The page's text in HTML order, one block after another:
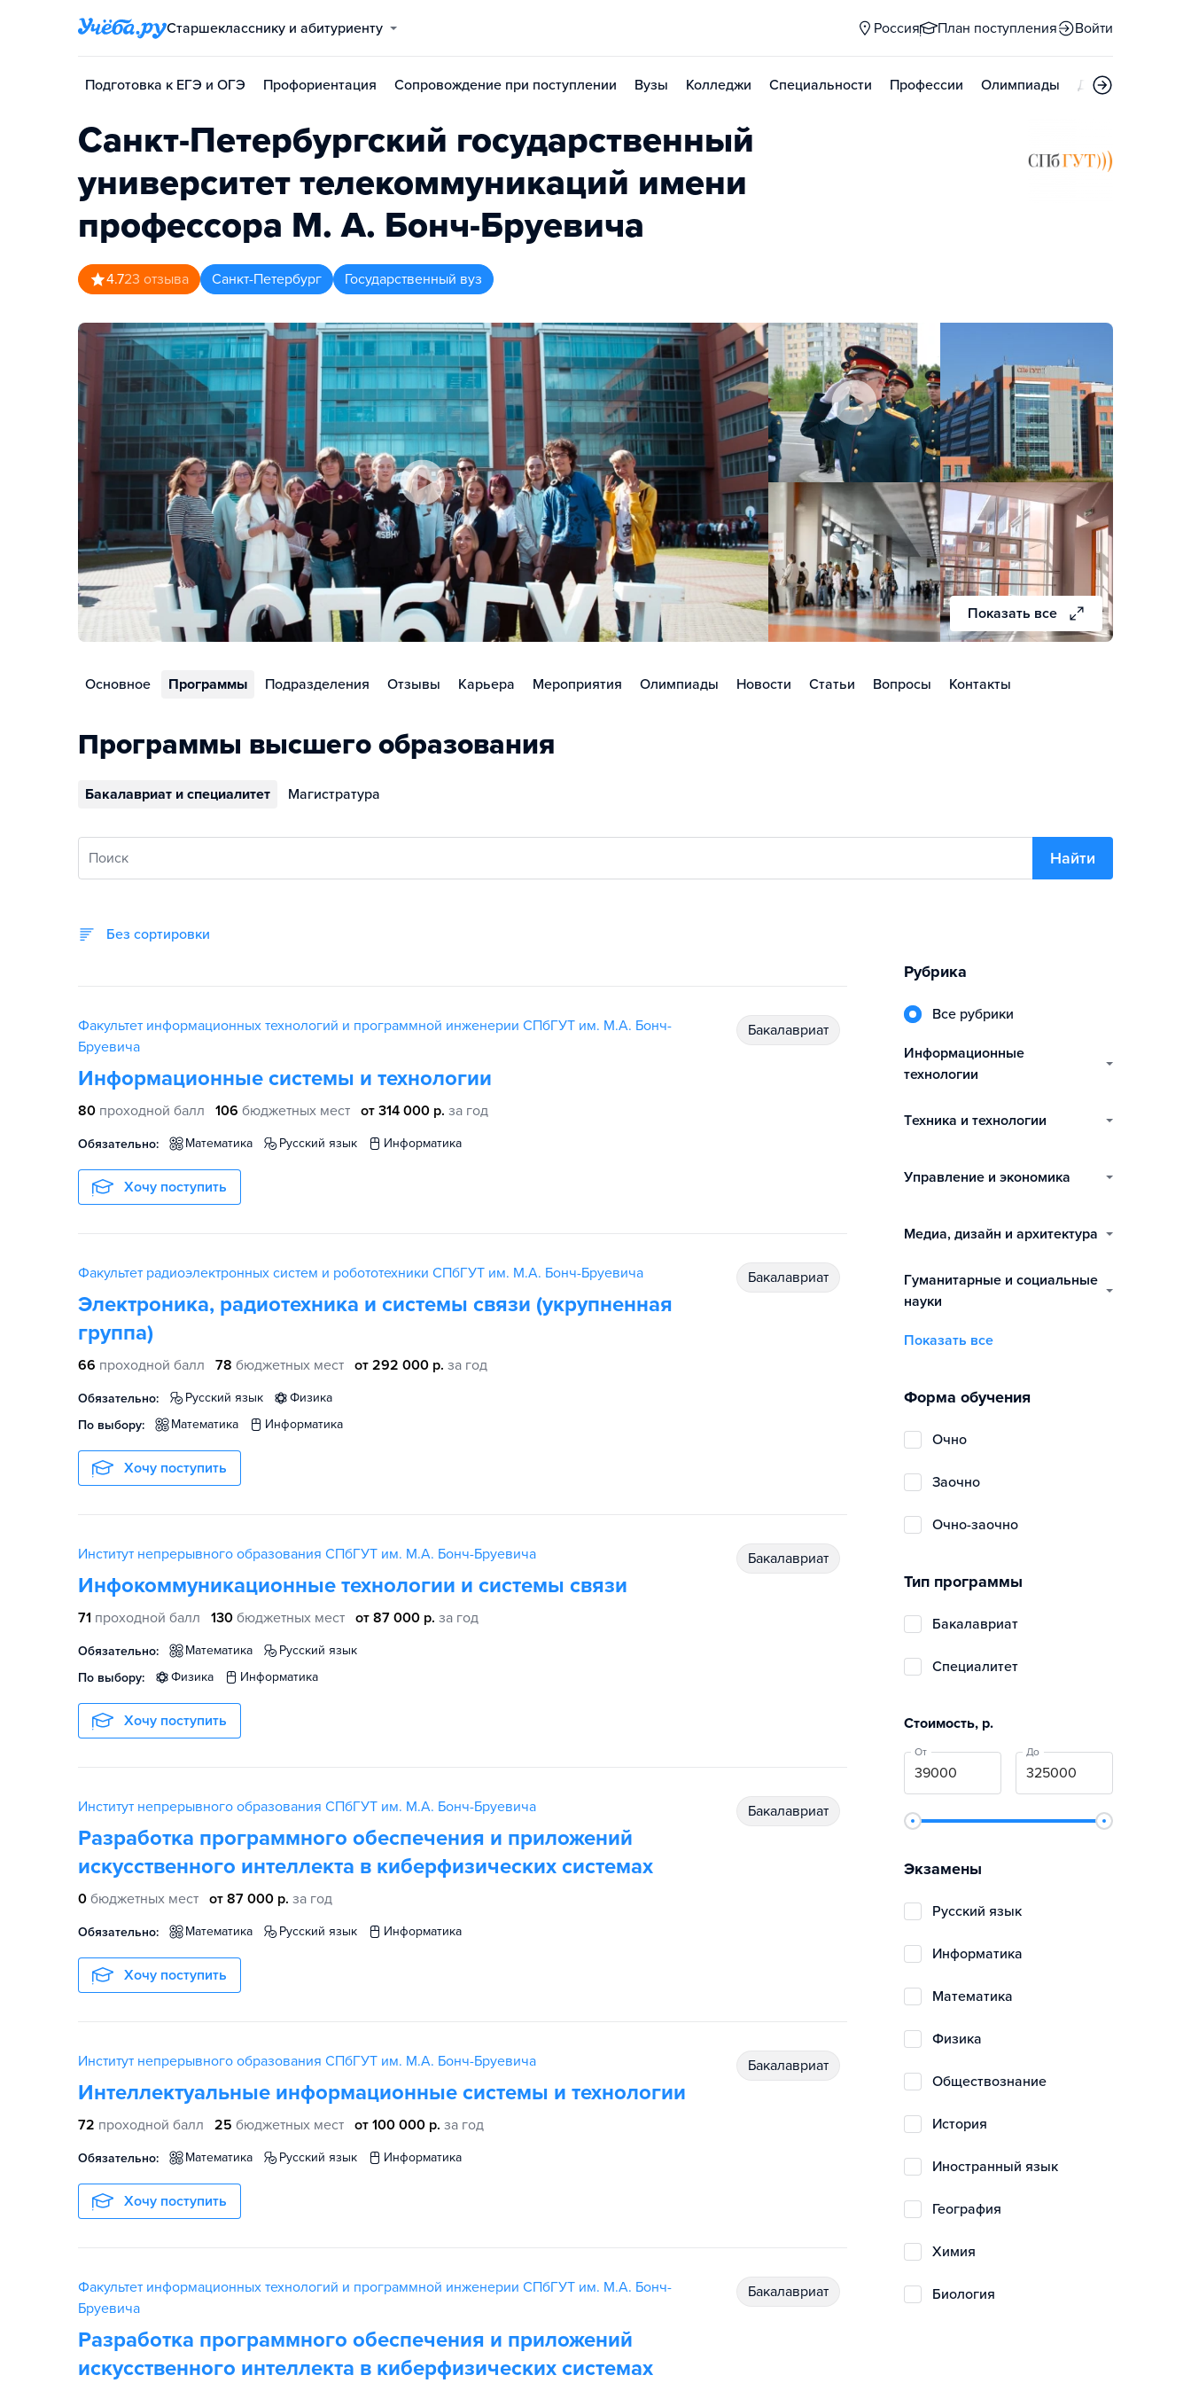
Старшекласснику и абитуриенту Россия План поступления Войти
Подготовка к ЕГЭ и ОГЭ Профориентация Сопровождение при поступлении Вузы Колледжи Специальности Профессии Олимпиады Дни открытых
Санкт-Петербургский государственный
университет телекоммуникаций имени
профессора М. А. Бонч-Бруевича
4.723 отзыва Санкт-Петербург Государственный вуз
Показать все
Основное Программы Подразделения Отзывы Карьера Мероприятия Олимпиады Новости Статьи Вопросы Контакты
Программы высшего образования
Бакалавриат и специалитет Магистратура
Поиск Найти
Без сортировки
Факультет информационных технологий и программной инженерии СПбГУТ им. М.А. Бонч-
Бруевича
Информационные системы и технологии
80 проходной балл 106 бюджетных мест от 314 000 р. за год
Обязательно: математика русский язык информатика
Хочу поступить
бакалавриат
Факультет радиоэлектронных систем и робототехники СПбГУТ им. М.А. Бонч-Бруевича
Электроника, радиотехника и системы связи (укрупненная
группа)
66 проходной балл 78 бюджетных мест от 292 000 р. за год
Обязательно: русский язык
физика
По выбору:
математика информатика
Хочу поступить
бакалавриат
Институт непрерывного образования СПбГУТ им. М.А. Бонч-Бруевича
Инфокоммуникационные технологии и системы связи
71 проходной балл 130 бюджетных мест от 87 000 р. за год
Обязательно: математика
русский язык
По выбору:
физика информатика
Хочу поступить
бакалавриат
Институт непрерывного образования СПбГУТ им. М.А. Бонч-Бруевича
Разработка программного обеспечения и приложений
искусственного интеллекта в киберфизических системах
0 бюджетных мест от 87 000 р. за год
Обязательно: математика русский язык информатика
Хочу поступить
бакалавриат
Институт непрерывного образования СПбГУТ им. М.А. Бонч-Бруевича
Интеллектуальные информационные системы и технологии
72 проходной балл 25 бюджетных мест от 100 000 р. за год
Обязательно: математика русский язык информатика
Хочу поступить
бакалавриат
Факультет информационных технологий и программной инженерии СПбГУТ им. М.А. Бонч-
Бруевича
Разработка программного обеспечения и приложений
искусственного интеллекта в киберфизических системах
бакалавриат
Рубрика
Все рубрики
информационные
технологии
техника и технологии
управление и экономика
медиа, дизайн и архитектура
гуманитарные и социальные
науки
Показать все
Форма обучения
очно
заочно
очно-заочно
Тип программы
бакалавриат
специалитет
Стоимость, р.
От До
Экзамены
русский язык
информатика
математика
физика
обществознание
история
иностранный язык
география
химия
биология